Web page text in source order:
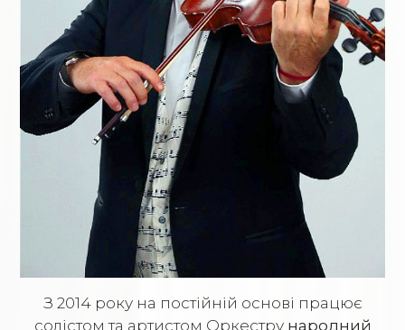
З 2014 року на постійній основі працює
солістом та артистом Оркестру народний